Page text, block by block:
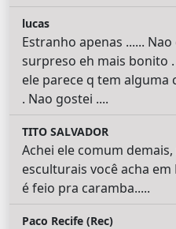
lucas
Estranho apenas ......
surpreso eh mais bonito
ele parece q tem alguma
. Nao gostei ....
TITO SALVADOR
Achei ele comum
esculturais você acha
é feio pra caramba.....
Paco Recife (Rec)